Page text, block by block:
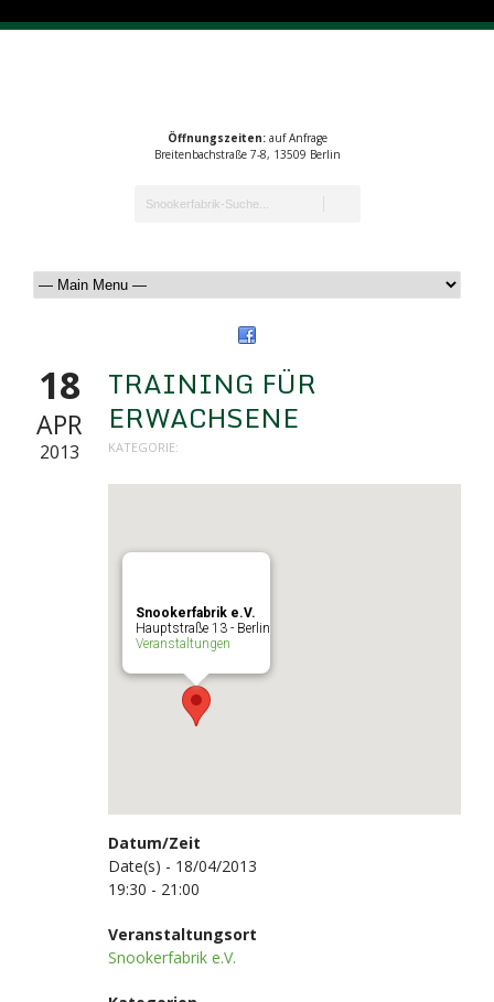
Öffnungszeiten:auf Anfrage
Breitenbachstraße 7-8, 13509 Berlin
18
APR
2013
TRAINING FÜR
ERWACHSENE
KATEGORIE:
Snookerfabrik e.V.
Hauptstraße 13 - Berlin
Veranstaltungen
Datum/Zeit
Date(s) - 18/04/2013
19:30 - 21:00
Veranstaltungsort
Snookerfabrik e.V.